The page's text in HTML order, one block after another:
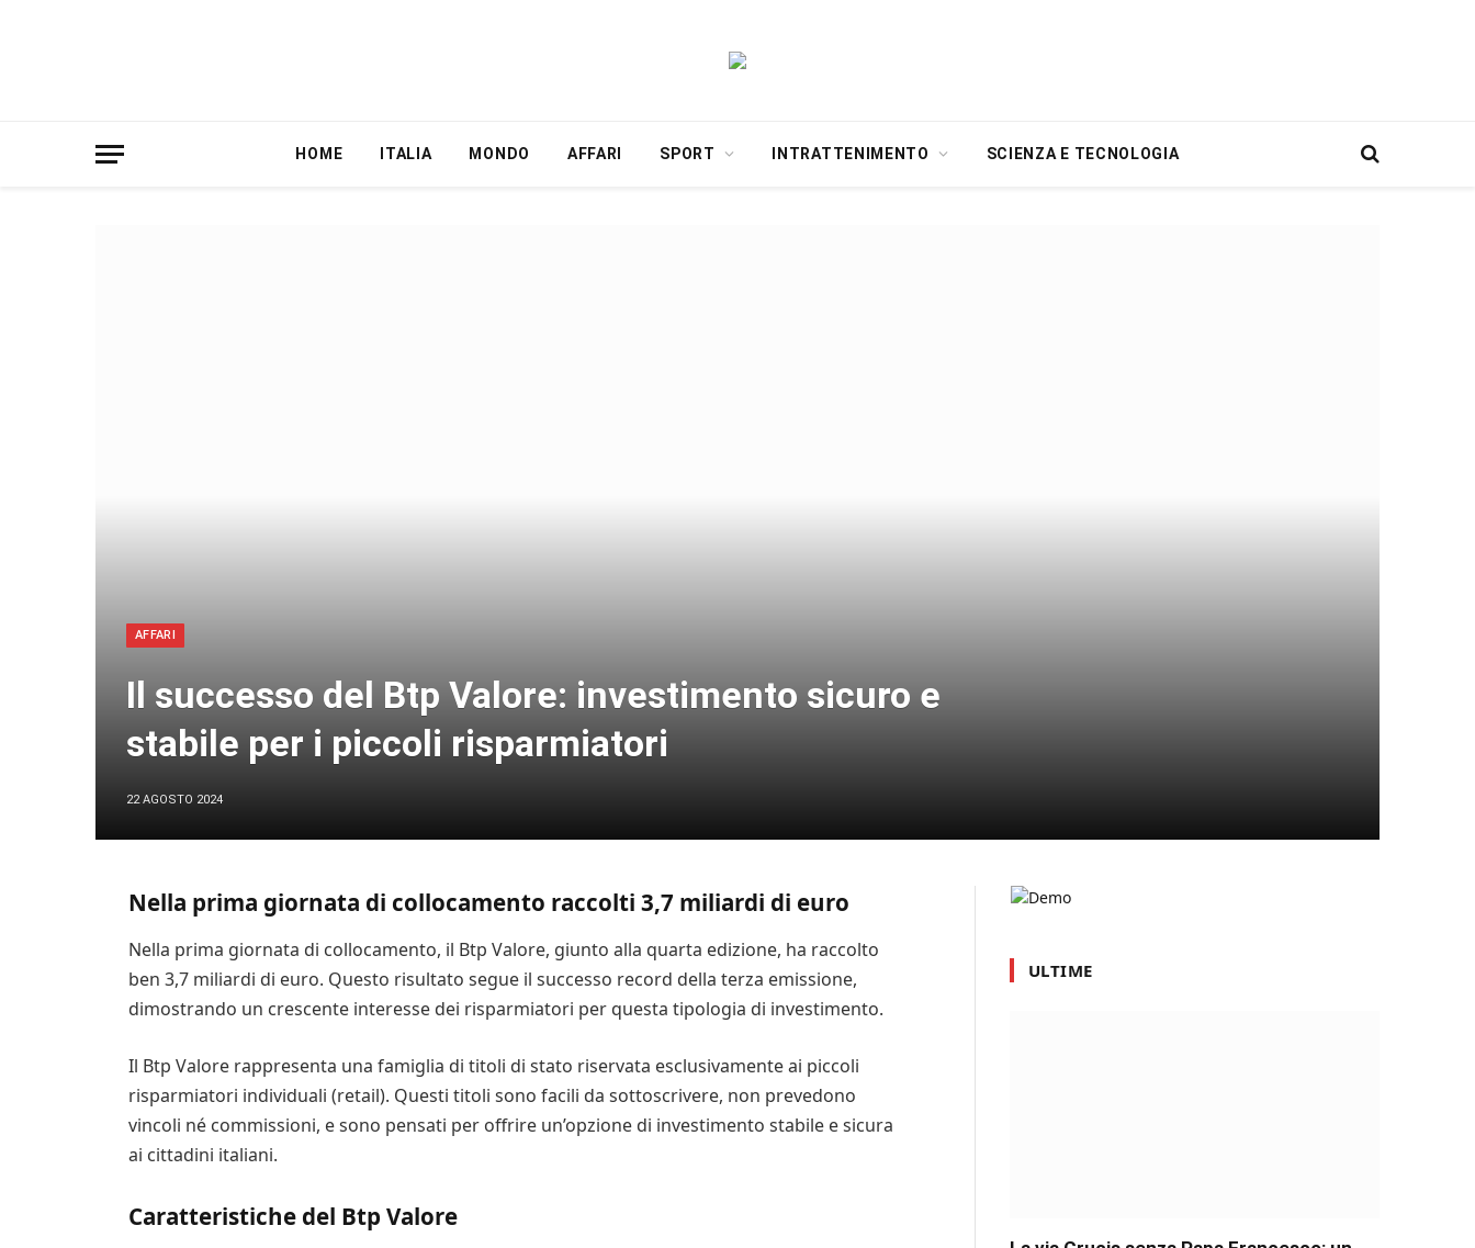
HOME ITALIA MONDO AFFARI SPORT INTRATTENIMENTO SCIENZA E TECNOLOGIA
AFFARI
Il successo del Btp Valore: investimento sicuro e
stabile per i piccoli risparmiatori
22 AGOSTO 2024
Nella prima giornata di collocamento raccolti 3,7 miliardi di euro
Nella prima giornata di collocamento, il Btp Valore, giunto alla quarta edizione, ha raccolto
ben 3,7 miliardi di euro. Questo risultato segue il successo record della terza emissione,
dimostrando un crescente interesse dei risparmiatori per questa tipologia di investimento.
Il Btp Valore rappresenta una famiglia di titoli di stato riservata esclusivamente ai piccoli
risparmiatori individuali (retail). Questi titoli sono facili da sottoscrivere, non prevedono
vincoli né commissioni, e sono pensati per offrire un’opzione di investimento stabile e sicura
ai cittadini italiani.
Caratteristiche del Btp Valore
ULTIME